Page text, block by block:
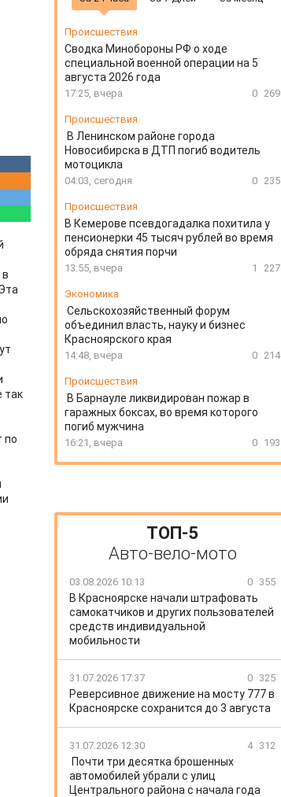
так
по
Происшествия
Сводка Минобороны РФ о ходе
специальной военной операции на 5
августа 2026 года
17:25, вчера 0 269
Происшествия
В Ленинском районе города
Новосибирска в ДТП погиб водитель
мотоцикла
04:03, сегодня 0 235
Происшествия
В Кемерове псевдогадалка похитила у
пенсионерки 45 тысяч рублей во время
обряда снятия порчи
13:55, вчера 1 227
Экономика
Сельскохозяйственный форум
объединил власть, науку и бизнес
Красноярского края
14:48, вчера 0 214
Происшествия
В Барнауле ликвидирован пожар в
гаражных боксах, во время которого
погиб мужчина
16:21, вчера 0 193
ТОП-5
Авто-вело-мото
03.08.2026 10:13 0 355
В Красноярске начали штрафовать
самокатчиков и других пользователей
средств индивидуальной
мобильности
31.07.2026 17:37 0 325
Реверсивное движение на мосту 777 в
Красноярске сохранится до 3 августа
31.07.2026 12:30 4 312
​Почти три десятка брошенных
автомобилей убрали с улиц
Центрального района с начала года